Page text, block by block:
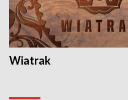
Wiatrak